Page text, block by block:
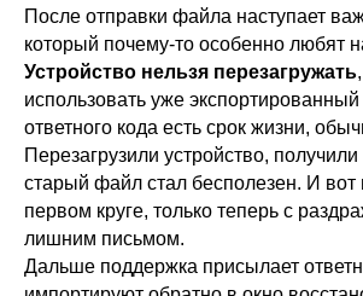
После отправки файла наступает
который почему-то особенно любят
Устройство нельзя перезагружать
использовать уже
ответного кода есть срок жизни,
Перезагрузили устройство, получили
старый файл стал бесполезен. И
первом круге, только теперь с
лишним письмом.
Дальше поддержка присылает